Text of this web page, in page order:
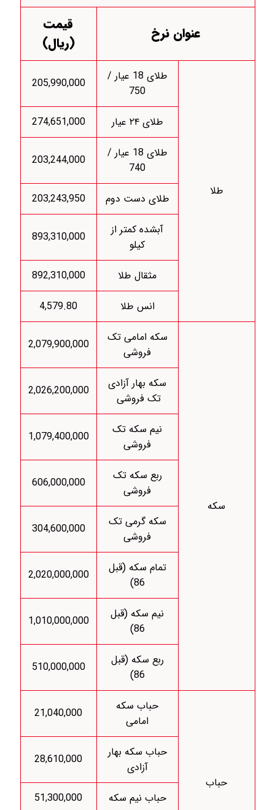
عنوان نرخ
قیمت
(ریال)
طلا
طلای 18 عیار /
750
205,990,000
طلای ۲۴ عیار
274,651,000
طلای 18 عیار /
740
203,244,000
طلای دست دوم
203,243,950
آبشده کمتر از
کیلو
893,310,000
مثقال طلا
892,310,000
انس طلا
4,579.80
سکه
سکه امامی تک
فروشی
2,079,900,000
سکه بهار آزادی
تک فروشی
2,026,200,000
نیم سکه تک
فروشی
1,079,400,000
ربع سکه تک
فروشی
606,000,000
سکه گرمی تک
فروشی
304,600,000
تمام سکه (قبل
86)
2,020,000,000
نیم سکه (قبل
86)
1,010,000,000
ربع سکه (قبل
86)
510,000,000
حباب
حباب سکه
امامی
21,040,000
حباب سکه بهار
آزادی
28,610,000
حباب نیم سکه 51,300,000